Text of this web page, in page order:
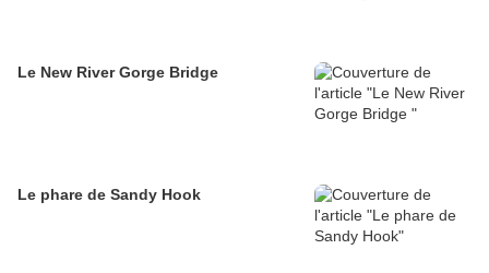
Le New River Gorge Bridge
Le phare de Sandy Hook